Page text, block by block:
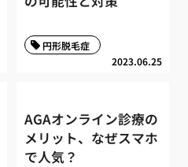
2023.06.25
円形脱毛症
AGAオンライン診療の
メリット、なぜスマホ
で人気？